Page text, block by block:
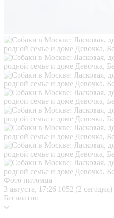
Фото питомца
3 августа, 17:26 1052 (2 сегодня)
Бесплатно